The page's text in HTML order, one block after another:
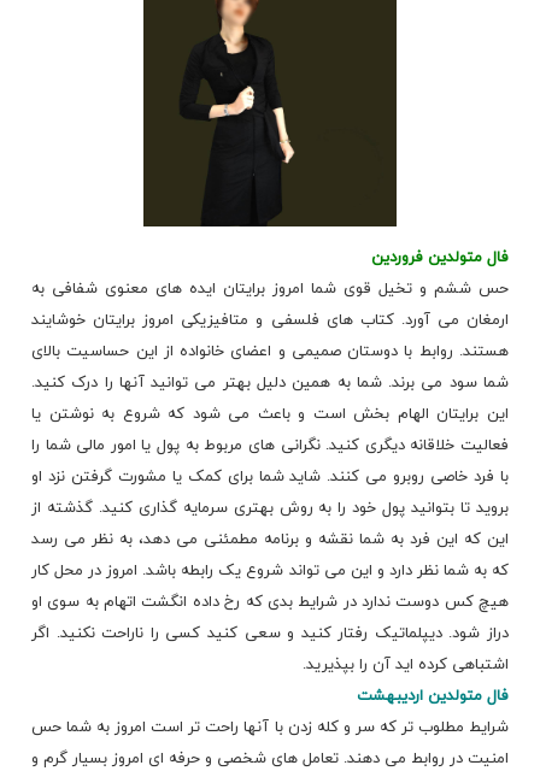
فال متولدین فروردین
حس ششم و تخیل قوی شما امروز برایتان ایده های معنوی شفافی به
ارمغان می آورد. کتاب های فلسفی و متافیزیکی امروز برایتان خوشایند
هستند. روابط با دوستان صمیمی و اعضای خانواده از این حساسیت بالای
شما سود می برند. شما به همین دلیل بهتر می توانید آنها را درک کنید.
این برایتان الهام بخش است و باعث می شود که شروع به نوشتن یا
فعالیت خلاقانه دیگری کنید. نگرانی های مربوط به پول یا امور مالی شما را
با فرد خاصی روبرو می کنند. شاید شما برای کمک یا مشورت گرفتن نزد او
بروید تا بتوانید پول خود را به روش بهتری سرمایه گذاری کنید. گذشته از
این که این فرد به شما نقشه و برنامه مطمئنی می دهد، به نظر می رسد
که به شما نظر دارد و این می تواند شروع یک رابطه باشد. امروز در محل کار
هیچ کس دوست ندارد در شرایط بدی که رخ داده انگشت اتهام به سوی او
دراز شود. دیپلماتیک رفتار کنید و سعی کنید کسی را ناراحت نکنید. اگر
اشتباهی کرده اید آن را بپذیرید.
فال متولدین اردیبهشت
شرایط مطلوب تر که سر و کله زدن با آنها راحت تر است امروز به شما حس
امنیت در روابط می دهند. تعامل های شخصی و حرفه ای امروز بسیار گرم و